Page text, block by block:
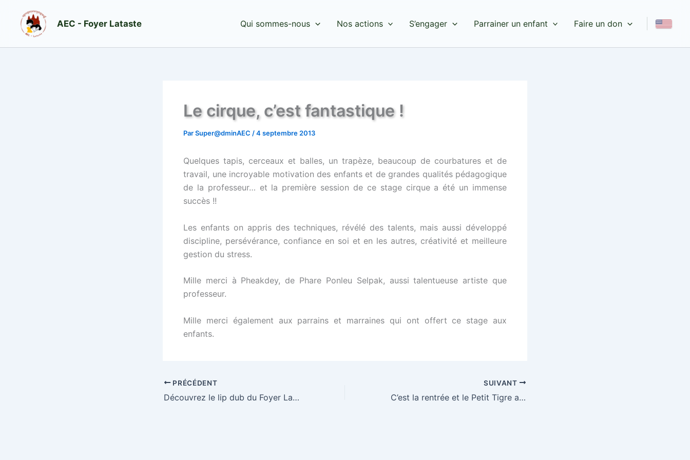
contenu
AEC - Foyer Lataste Qui sommes-nous Nos actions S’engager Parrainer un enfant Faire un don
Le cirque, c’est fantastique !
ParSuper@dminAEC /4 septembre 2013
Quelques tapis, cerceaux et balles, un trapèze, beaucoup de courbatures et de
travail, une incroyable motivation des enfants et de grandes qualités pédagogique
de la professeur… et la première session de ce stage cirque a été un immense
succès !!
Les enfants on appris des techniques, révélé des talents, mais aussi développé
discipline, persévérance, confiance en soi et en les autres, créativité et meilleure
gestion du stress.
Mille merci à Pheakdey, de Phare Ponleu Selpak, aussi talentueuse artiste que
professeur.
Mille merci également aux parrains et marraines qui ont offert ce stage aux
enfants.
PRÉCÉDENT
Découvrez le lip dub du Foyer Lataste !
SUIVANT
C’est la rentrée et le Petit Tigre a fait peau neuve !